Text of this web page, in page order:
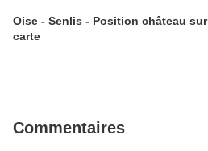
Oise - Senlis - Position château sur
carte
Commentaires